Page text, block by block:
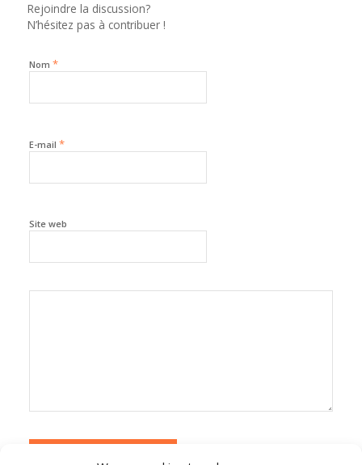
Rejoindre la discussion?
N’hésitez pas à contribuer !
Nom *
E-mail *
Site web